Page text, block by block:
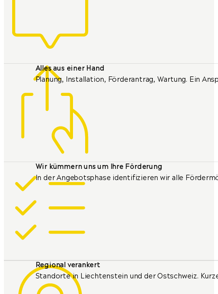
Alles aus einer Hand
Planung, Installation, Förderantrag, Wartung. Ein
Wir kümmern uns um Ihre Förderung
In der Angebotsphase identifizieren wir alle
Regional verankert
Standorte in Liechtenstein und der Ostschweiz.